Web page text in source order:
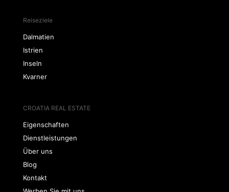
Reiseziele
Dalmatien
Istrien
Inseln
Kvarner
CROATIA REAL ESTATE
Eigenschaften
Dienstleistungen
Über uns
Blog
Kontakt